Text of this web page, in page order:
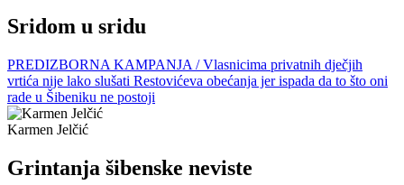
Sridom u sridu
PREDIZBORNA KAMPANJA / Vlasnicima privatnih dječjih
vrtića nije lako slušati Restovićeva obećanja jer ispada da to što oni
rade u Šibeniku ne postoji
Karmen Jelčić
Grintanja šibenske neviste